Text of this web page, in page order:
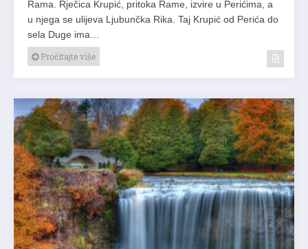
Rama. Rječica Krupić, pritoka Rame, izvire u Perićima, a
u njega se ulijeva Ljubunčka Rika. Taj Krupić od Perića do
sela Duge ima…
Pročitajte više